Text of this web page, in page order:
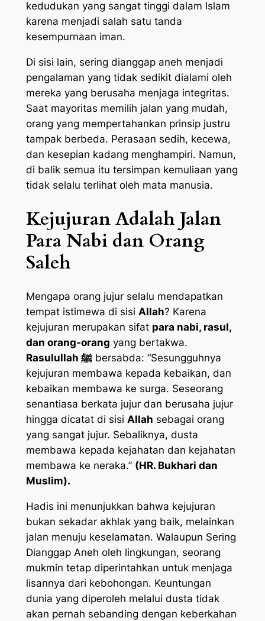
kedudukan yang sangat tinggi dalam Islam
karena menjadi salah satu tanda
kesempurnaan iman.
Di sisi lain, sering dianggap aneh menjadi
pengalaman yang tidak sedikit dialami oleh
mereka yang berusaha menjaga integritas.
Saat mayoritas memilih jalan yang mudah,
orang yang mempertahankan prinsip justru
tampak berbeda. Perasaan sedih, kecewa,
dan kesepian kadang menghampiri. Namun,
di balik semua itu tersimpan kemuliaan yang
tidak selalu terlihat oleh mata manusia.
Kejujuran Adalah Jalan
Para Nabi dan Orang
Saleh
Mengapa orang jujur selalu mendapatkan
tempat istimewa di sisi Allah? Karena
kejujuran merupakan sifat para nabi, rasul,
dan orang-orang yang bertakwa.
Rasulullah ﷺbersabda: “Sesungguhnya
kejujuran membawa kepada kebaikan, dan
kebaikan membawa ke surga. Seseorang
senantiasa berkata jujur dan berusaha jujur
hingga dicatat di sisi Allah sebagai orang
yang sangat jujur. Sebaliknya, dusta
membawa kepada kejahatan dan kejahatan
membawa ke neraka.” (HR. Bukhari dan
Muslim).
Hadis ini menunjukkan bahwa kejujuran
bukan sekadar akhlak yang baik, melainkan
jalan menuju keselamatan. Walaupun Sering
Dianggap Aneh oleh lingkungan, seorang
mukmin tetap diperintahkan untuk menjaga
lisannya dari kebohongan. Keuntungan
dunia yang diperoleh melalui dusta tidak
akan pernah sebanding dengan keberkahan